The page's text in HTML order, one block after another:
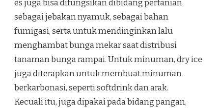
es juga bisa difungsikan dibidang pertanian
sebagai jebakan nyamuk, sebagai bahan
fumigasi, serta untuk mendinginkan lalu
menghambat bunga mekar saat distribusi
tanaman bunga rampai. Untuk minuman, dry ice
juga diterapkan untuk membuat minuman
berkarbonasi, seperti softdrink dan arak.
Kecuali itu, juga dipakai pada bidang pangan,